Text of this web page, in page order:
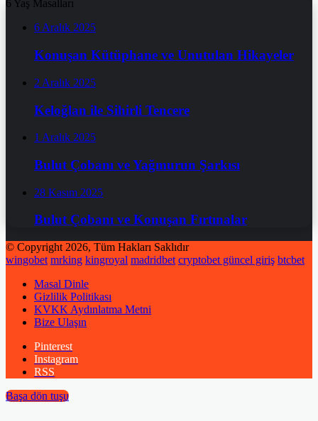
6 Yaş Masalları
6 Aralık 2025
Konuşan Kütüphane ve Unutulan Hikayeler
2 Aralık 2025
Keloğlan ile Sihirli Tencere
1 Aralık 2025
Bulut Çobanı ve Yağmurun Şarkısı
28 Kasım 2025
Bulut Çobanı ve Konuşan Fırtınalar
© Copyright 2026, Tüm Hakları Saklıdır
wingobet mrking kingroyal madridbet cryptobet güncel giriş btcbet
Masal Dinle
Gizlilik Politikası
KVKK Aydınlatma Metni
Bize Ulaşın
Pinterest
Instagram
RSS
Başa dön tuşu